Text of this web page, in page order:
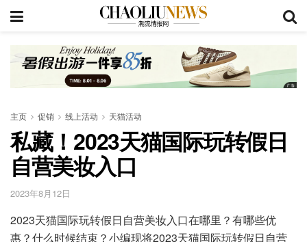
主页 促销 线上活动 天猫活动
私藏！2023天猫国际玩转假日
自营美妆入口
2023年8月12日
2023天猫国际玩转假日自营美妆入口在哪里？有哪些优
惠？什么时候结束？小编现将2023天猫国际玩转假日自营